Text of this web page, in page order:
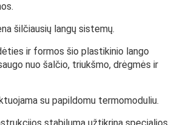
šilčiausių langų sistemų.
ir formos šio plastikinio lango
nuo šalčio, triukšmo, drėgmės ir
su papildomu termomoduliu.